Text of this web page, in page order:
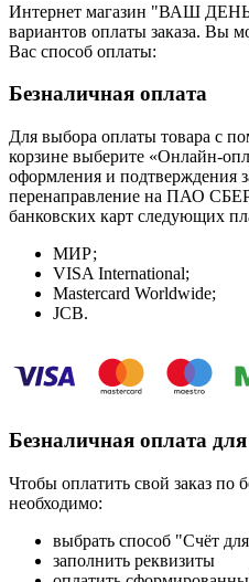
Интернет магазин "ВАШ ДЕНЬ"
вариантов оплаты заказа. Вы
Вас способ оплаты:
Безналичная оплата
Для выбора оплаты товара с
корзине выберите «Онлайн-
оформления и подтверждения
перенаправление на ПАО
банковских карт следующих
МИР;
VISA International;
Mastercard Worldwide;
JCB.
Безналичная оплата
Чтобы оплатить свой заказ по
необходимо:
выбрать способ "Счёт
заполнить реквизиты